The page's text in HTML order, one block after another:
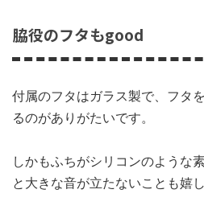
脇役のフタもgood
付属のフタはガラス製で、フタ
るのがありがたいです。
しかもふちがシリコンのような
と大きな音が立たないことも嬉し